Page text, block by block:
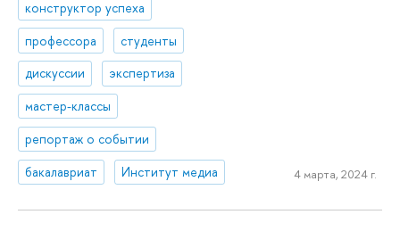
конструктор успеха
профессора
студенты
дискуссии
экспертиза
мастер-классы
репортаж о событии
бакалавриат
Институт медиа 4 марта, 2024 г.